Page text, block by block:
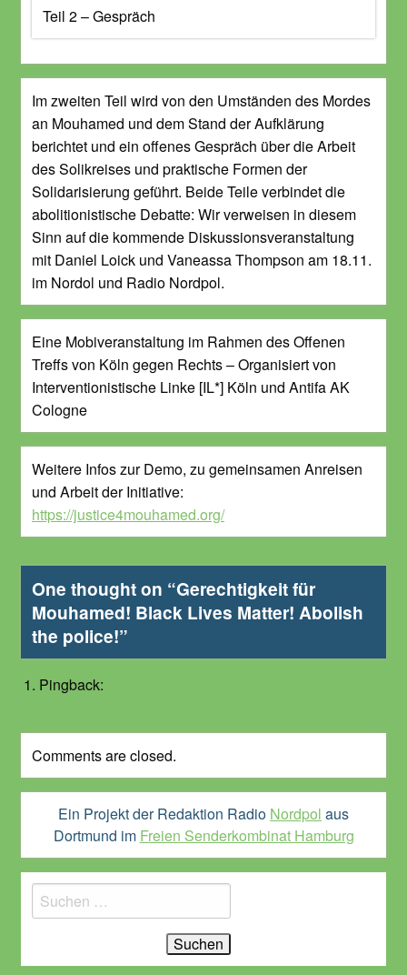
Teil 2 – Gespräch
Im zweiten Teil wird von den Umständen des Mordes
an Mouhamed und dem Stand der Aufklärung
berichtet und ein offenes Gespräch über die Arbeit
des Solikreises und praktische Formen der
Solidarisierung geführt. Beide Teile verbindet die
abolitionistische Debatte: Wir verweisen in diesem
Sinn auf die kommende Diskussionsveranstaltung
mit Daniel Loick und Vaneassa Thompson am 18.11.
im Nordol und Radio Nordpol.
Eine Mobiveranstaltung im Rahmen des Offenen
Treffs von Köln gegen Rechts – Organisiert von
Interventionistische Linke [IL*] Köln und Antifa AK
Cologne
Weitere Infos zur Demo, zu gemeinsamen Anreisen
und Arbeit der Initiative:
https://justice4mouhamed.org/
One thought on “Gerechtigkeit für
Mouhamed! Black Lives Matter! Abolish
the police!”
Pingback:
Comments are closed.
Ein Projekt der Redaktion Radio Nordpol aus
Dortmund im Freien Senderkombinat Hamburg
nach: